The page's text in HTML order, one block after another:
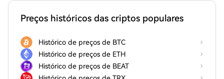
Preços históricos das criptos populares
Histórico de preços de BTC
Histórico de preços de ETH
Histórico de preços de BEAT